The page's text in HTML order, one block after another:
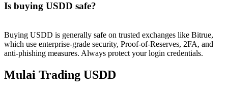
Is buying USDD safe?
Buying USDD is generally safe on trusted exchanges like Bitrue,
which use enterprise-grade security, Proof-of-Reserves, 2FA, and
anti-phishing measures. Always protect your login credentials.
Mulai Trading USDD